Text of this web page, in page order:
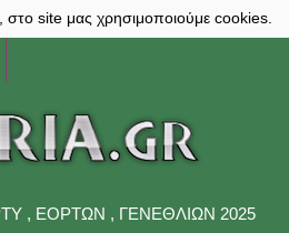
στο site μας χρησιμοποιούμε cookies.
, ΕΟΡΤΏΝ , ΓΕΝΕΘΛΊΩΝ 2025